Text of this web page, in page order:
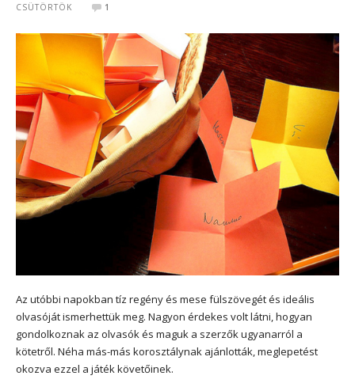
CSÜTÖRTÖK
1
Az utóbbi napokban tíz regény és mese fülszövegét és ideális
olvasóját ismerhettük meg. Nagyon érdekes volt látni, hogyan
gondolkoznak az olvasók és maguk a szerzők ugyanarról a
kötetről. Néha más-más korosztálynak ajánlották, meglepetést
okozva ezzel a játék követőinek.